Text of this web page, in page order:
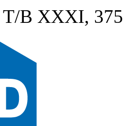
T/B XXXI, 375